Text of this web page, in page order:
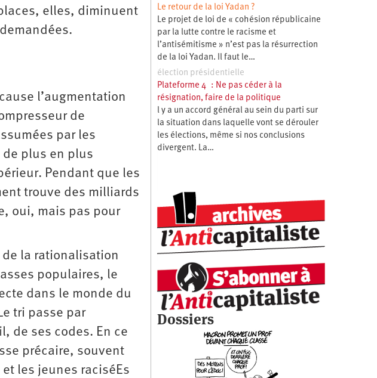
elles, diminuent
l’augmentation
de
par les
plus en plus
Pendant que les
trouve des milliards
oui, mais pas pour
la rationalisation
populaires, le
dans le monde du
tri passe par
de ses codes. En ce
précaire, souvent
les jeunes raciséEs
Le retour de la loi Yadan ?
Le projet de loi de « cohésion républicaine
par la lutte contre le racisme et
l’antisémitisme » n’est pas la résurrection
de la loi Yadan. Il faut le…
élection présidentielle
Plateforme 4 : Ne pas céder à la
résignation, faire de la politique
l y a un accord général au sein du parti sur
la situation dans laquelle vont se dérouler
les élections, même si nos conclusions
divergent. La…
Dossiers